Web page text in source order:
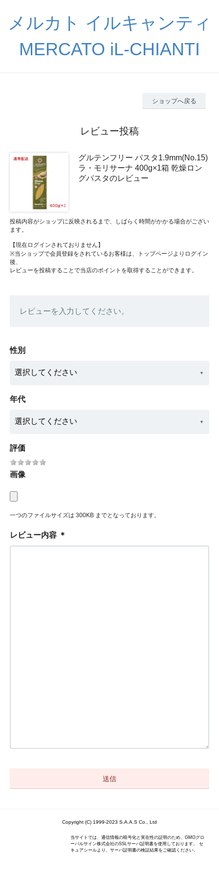
メルカト イルキャンティ
MERCATO iL-CHIANTI
ショップへ戻る
レビュー投稿
グルテンフリー パスタ1.9mm(No.15)
ラ・モリサーナ 400g×1箱 乾燥ロン
グパスタのレビュー
投稿内容がショップに反映されるまで、しばらく時間がかかる場合がござい
ます。
【現在ログインされておりません】
※当ショップで会員登録をされているお客様は、トップページよりログイン
後、
レビューを投稿することで当店のポイントを取得することができます。
レビューを入力してください。
性別
年代
評価
画像
一つのファイルサイズは 300KB までとなっております。
レビュー内容 ＊
Copyright (C) 1999-2023 S.A.A.S Co., Ltd
当サイトでは、通信情報の暗号化と実在性の証明のため、GMOグロ
ーバルサイン株式会社のSSLサーバ証明書を使用しております。 セ
キュアシールより、サーバ証明書の検証結果をご確認ください。